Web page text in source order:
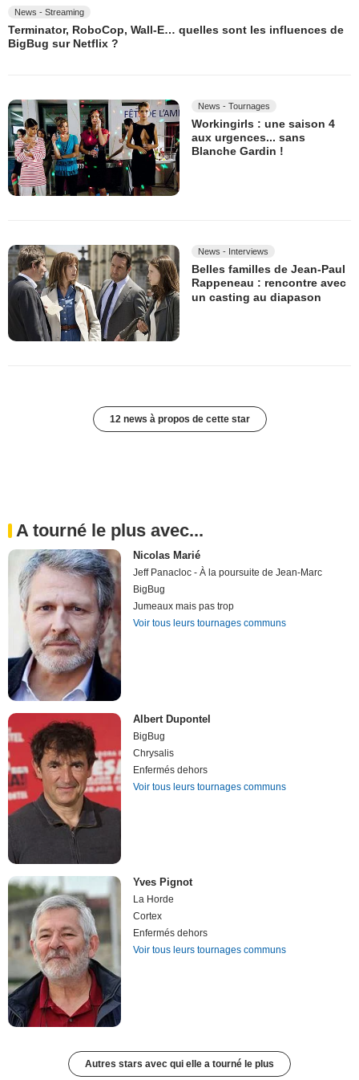
News - Streaming
Terminator, RoboCop, Wall-E… quelles sont les influences de
BigBug sur Netflix ?
News - Tournages
Workingirls : une saison 4
aux urgences... sans
Blanche Gardin !
News - Interviews
Belles familles de Jean-Paul
Rappeneau : rencontre avec
un casting au diapason
12 news à propos de cette star
A tourné le plus avec...
Nicolas Marié
Jeff Panacloc - À la poursuite de Jean-Marc
BigBug
Jumeaux mais pas trop
Voir tous leurs tournages communs
Albert Dupontel
BigBug
Chrysalis
Enfermés dehors
Voir tous leurs tournages communs
Yves Pignot
La Horde
Cortex
Enfermés dehors
Voir tous leurs tournages communs
Autres stars avec qui elle a tourné le plus